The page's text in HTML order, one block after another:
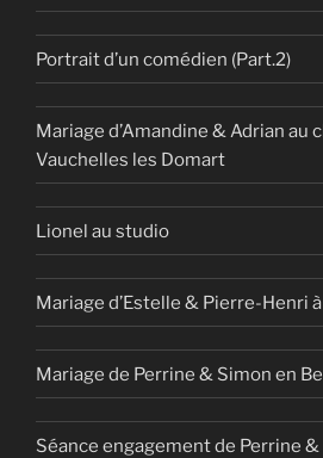
Portrait d’un comédien (Part.2)
Mariage d’Amandine & Adrian au
Vauchelles les Domart
Lionel au studio
Mariage d’Estelle & Pierre-Henri
Mariage de Perrine & Simon en
Séance engagement de Perrine